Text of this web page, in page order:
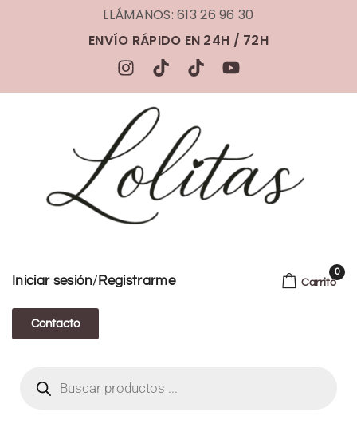
LLÁMANOS: 613 26 96 30
ENVÍO RÁPIDO EN 24H / 72H
Iniciar sesión/ Registrarme
Contacto
Carrito
0